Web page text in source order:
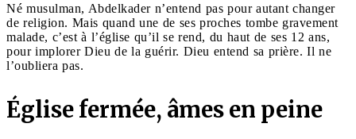
Né musulman, Abdelkader n’entend pas pour autant changer
de religion. Mais quand une de ses proches tombe gravement
malade, c’est à l’église qu’il se rend, du haut de ses 12 ans,
pour implorer Dieu de la guérir. Dieu entend sa prière. Il ne
l’oubliera pas.
Église fermée, âmes en peine